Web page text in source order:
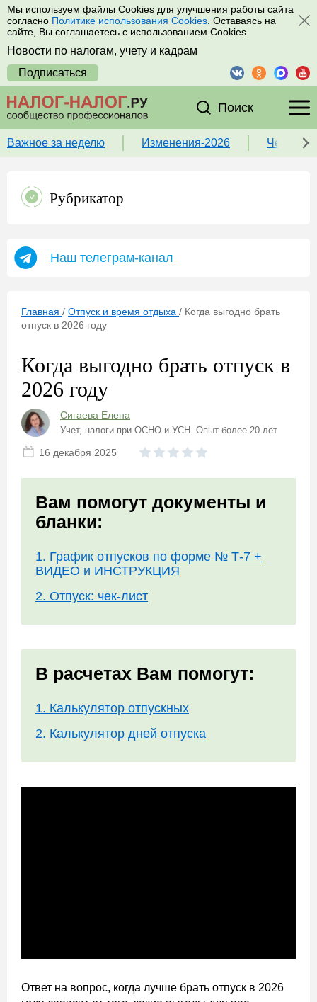
Мы используем файлы Cookies для улучшения работы сайта
согласно Политике использования Cookies . Оставаясь на
сайте, Вы соглашаетесь с использованием Cookies.
Новости по налогам, учету и кадрам
Подписаться
Поиск
Важное за неделю Изменения-2026 Чек-
Рубрикатор
Наш телеграм-канал
Главная / Отпуск и время отдыха / Когда выгодно брать
отпуск в 2026 году
Когда выгодно брать отпуск в
2026 году
Сигаева Елена
Учет, налоги при ОСНО и УСН. Опыт более 20 лет
16 декабря 2025
Вам помогут документы и
бланки:
1. График отпусков по форме № Т-7 +
ВИДЕО и ИНСТРУКЦИЯ
2. Отпуск: чек-лист
В расчетах Вам помогут:
1. Калькулятор отпускных
2. Калькулятор дней отпуска
Ответ на вопрос, когда лучше брать отпуск в 2026